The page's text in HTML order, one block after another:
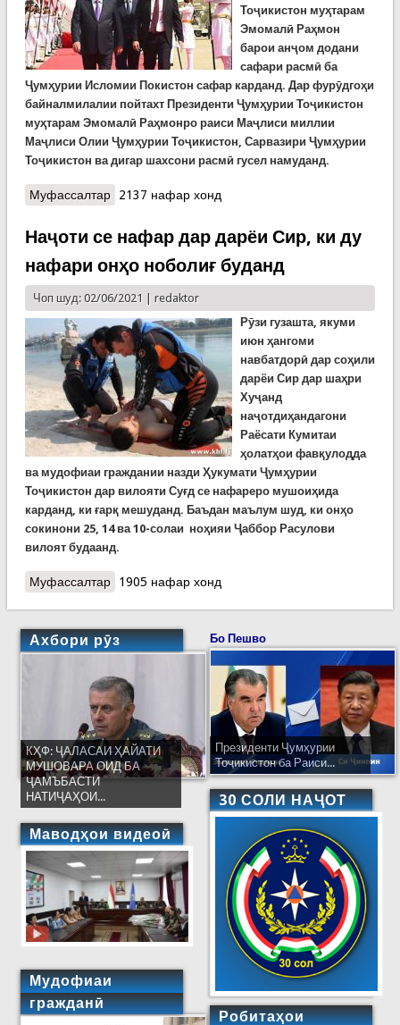
Тоҷикистон муҳтарам
Эмомалӣ Раҳмон
барои анҷом додани
сафари расмӣ ба
Ҷумҳурии Исломии Покистон сафар карданд. Дар фурӯдгоҳи
байналмилалии пойтахт Президенти Ҷумҳурии Тоҷикистон
муҳтарам Эмомалӣ Раҳмонро раиси Маҷлиси миллии
Маҷлиси Олии Ҷумҳурии Тоҷикистон, Сарвазири Ҷумҳурии
Тоҷикистон ва дигар шахсони расмӣ гусел намуданд.
Муфассалтаро Сафари расмии Президенти Ҷумҳурии
2137 нафар хонд
Наҷоти се нафар дар дарёи Сир, ки ду
нафари онҳо ноболиғ буданд
Чоп шуд: 02/06/2021 | redaktor
Рӯзи гузашта, якуми
июн ҳангоми
навбатдорӣ дар соҳили
дарёи Сир дар шаҳри
Хуҷанд
наҷотдиҳандагони
Раёсати Кумитаи
ҳолатҳои фавқулодда
ва мудофиаи граждании назди Ҳукумати Ҷумҳурии
Тоҷикистон дар вилояти Суғд се нафареро мушоиҳида
карданд, ки ғарқ мешуданд. Баъдан маълум шуд, ки онҳо
сокинони 25, 14 ва 10-солаи ноҳияи Ҷаббор Расулови
вилоят будаанд.
Муфассалтаро Наҷоти се нафар дар дарёи Сир, ки ду
1905 нафар хонд
Ахбори рӯз
КҲФ: ҶАЛАСАИ ҲАЙАТИ
МУШОВАРА ОИД БА
ҶАМЪБАСТИ
НАТИҶАҲОИ...
Маводҳои видеоӣ
Мудофиаи
гражданӣ
Бо Пешво
Президенти Ҷумҳурии
Тоҷикистон ба Раиси...
30 СОЛИ НАҶОТ
Робитаҳои